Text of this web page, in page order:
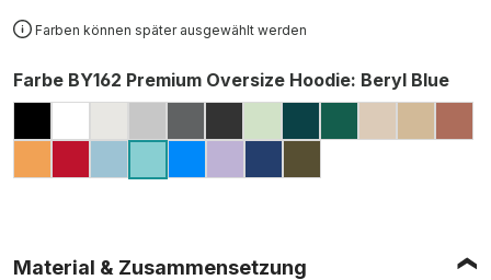
Farben können später ausgewählt werden
Farbe BY162 Premium Oversize Hoodie
auswählen : Beryl Blue
Material & Zusammensetzung